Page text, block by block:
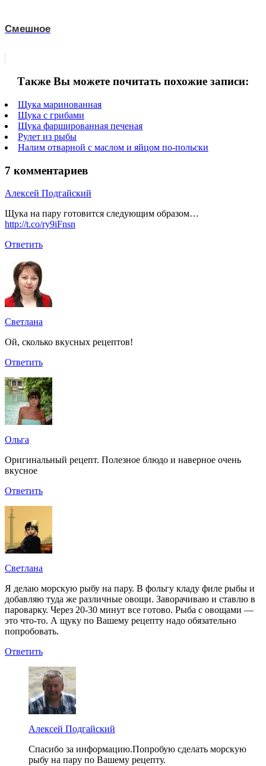
Смешное
Также Вы можете почитать похожие записи:
Щука маринованная
Щука с грибами
Щука фаршированная печеная
Рулет из рыбы
Налим отварной с маслом и яйцом по-польски
7 комментариев
Алексей Подгайский
Щука на пару готовится следующим образом…
http://t.co/ry9iFnsn
Ответить
Светлана
Ой, сколько вкусных рецептов!
Ответить
Ольга
Оригинальный рецепт. Полезное блюдо и наверное очень
вкусное
Ответить
Светлана
Я делаю морскую рыбу на пару. В фольгу кладу филе рыбы и
добавляю туда же различные овощи. Заворачиваю и ставлю в
пароварку. Через 20-30 минут все готово. Рыба с овощами —
это что-то. А щуку по Вашему рецепту надо обязательно
попробовать.
Ответить
Алексей Подгайский
Спасибо за информацию.Попробую сделать морскую
рыбу на пару по Вашему рецепту.